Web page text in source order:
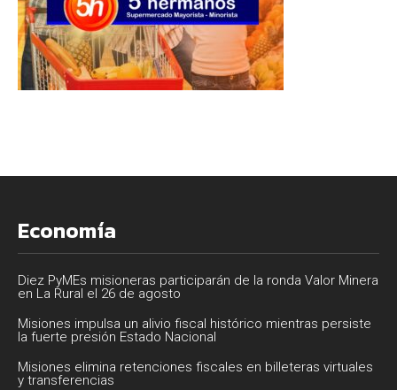
Economía
Diez PyMEs misioneras participarán de la ronda Valor Minera
en La Rural el 26 de agosto
Misiones impulsa un alivio fiscal histórico mientras persiste
la fuerte presión Estado Nacional
Misiones elimina retenciones fiscales en billeteras virtuales
y transferencias